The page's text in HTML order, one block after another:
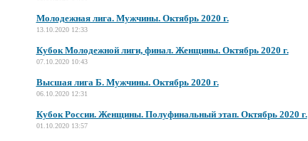
Молодежная лига. Мужчины. Октябрь 2020 г.
13.10.2020 12:33
Кубок Молодежной лиги, финал. Женщины. Октябрь 2020 г.
07.10.2020 10:43
Высшая лига Б. Мужчины. Октябрь 2020 г.
06.10.2020 12:31
Кубок России. Женщины. Полуфинальный этап. Октябрь 2020 г.
01.10.2020 13:57